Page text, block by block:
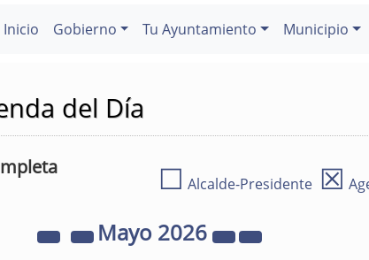
Inicio Gobierno Tu Ayuntamiento Municipio
del Día
☐ Alcalde-Presidente ☒
Mayo 2026